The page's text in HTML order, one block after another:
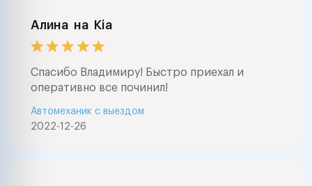
Алина на Kia
Спасибо Владимиру! Быстро приехал и
оперативно все починил!
2022-12-26
Автомеханик с выездом